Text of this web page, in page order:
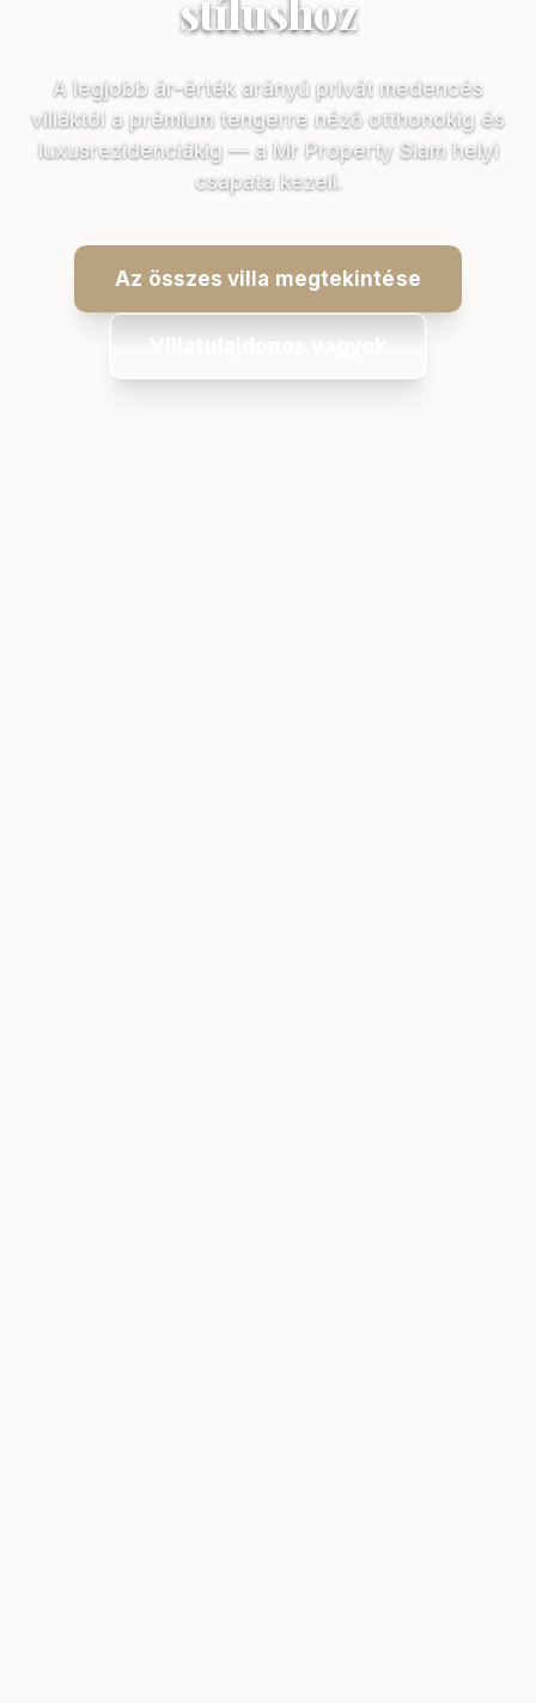
stílushoz
A legjobb ár-érték arányú privát medencés
villáktól a prémium tengerre néző otthonokig és
luxusrezidenciákig — a Mr Property Siam helyi
csapata kezeli.
Az összes villa megtekintése